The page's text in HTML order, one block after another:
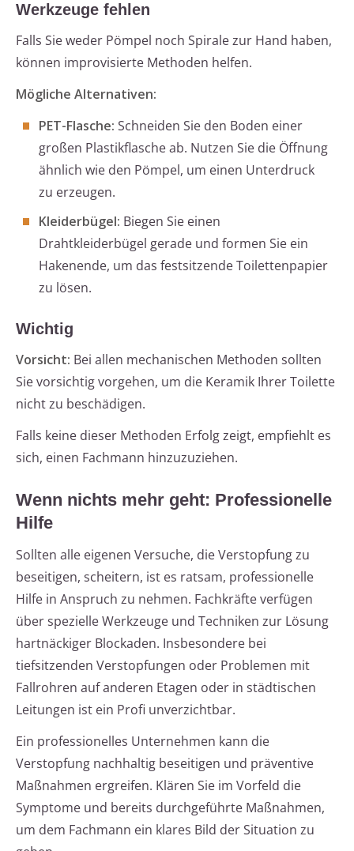
Werkzeuge fehlen
Falls Sie weder Pömpel noch Spirale zur Hand haben,
können improvisierte Methoden helfen.
Mögliche Alternativen:
PET-Flasche: Schneiden Sie den Boden einer
großen Plastikflasche ab. Nutzen Sie die Öffnung
ähnlich wie den Pömpel, um einen Unterdruck
zu erzeugen.
Kleiderbügel: Biegen Sie einen
Drahtkleiderbügel gerade und formen Sie ein
Hakenende, um das festsitzende Toilettenpapier
zu lösen.
Wichtig
Vorsicht: Bei allen mechanischen Methoden sollten
Sie vorsichtig vorgehen, um die Keramik Ihrer Toilette
nicht zu beschädigen.
Falls keine dieser Methoden Erfolg zeigt, empfiehlt es
sich, einen Fachmann hinzuzuziehen.
Wenn nichts mehr geht: Professionelle
Hilfe
Sollten alle eigenen Versuche, die Verstopfung zu
beseitigen, scheitern, ist es ratsam, professionelle
Hilfe in Anspruch zu nehmen. Fachkräfte verfügen
über spezielle Werkzeuge und Techniken zur Lösung
hartnäckiger Blockaden. Insbesondere bei
tiefsitzenden Verstopfungen oder Problemen mit
Fallrohren auf anderen Etagen oder in städtischen
Leitungen ist ein Profi unverzichtbar.
Ein professionelles Unternehmen kann die
Verstopfung nachhaltig beseitigen und präventive
Maßnahmen ergreifen. Klären Sie im Vorfeld die
Symptome und bereits durchgeführte Maßnahmen,
um dem Fachmann ein klares Bild der Situation zu